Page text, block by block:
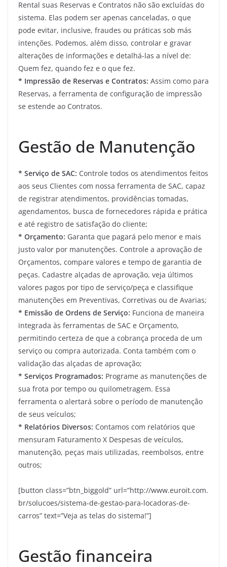
Rental suas Reservas e Contratos não são excluídas do
sistema. Elas podem ser apenas canceladas, o que
pode evitar, inclusive, fraudes ou práticas sob más
intenções. Podemos, além disso, controlar e gravar
alterações de informações e detalhá-las a nível de:
Quem fez, quando fez e o que fez.
* Impressão de Reservas e Contratos: Assim como para
Reservas, a ferramenta de configuração de impressão
se estende ao Contratos.
Gestão de Manutenção
* Serviço de SAC: Controle todos os atendimentos feitos
aos seus Clientes com nossa ferramenta de SAC, capaz
de registrar atendimentos, providências tomadas,
agendamentos, busca de fornecedores rápida e prática
e até registro de satisfação do cliente;
* Orçamento: Garanta que pagará pelo menor e mais
justo valor por manutenções. Controle a aprovação de
Orçamentos, compare valores e tempo de garantia de
peças. Cadastre alçadas de aprovação, veja últimos
valores pagos por tipo de serviço/peça e classifique
manutenções em Preventivas, Corretivas ou de Avarias;
* Emissão de Ordens de Serviço: Funciona de maneira
integrada às ferramentas de SAC e Orçamento,
permitindo certeza de que a cobrança proceda de um
serviço ou compra autorizada. Conta também com o
validação das alçadas de aprovação;
* Serviços Programados: Programe as manutenções de
sua frota por tempo ou quilometragem. Essa
ferramenta o alertará sobre o período de manutenção
de seus veículos;
* Relatórios Diversos: Contamos com relatórios que
mensuram Faturamento X Despesas de veículos,
manutenção, peças mais utilizadas, reembolsos, entre
outros;
[button class=”btn_biggold” url=”http://www.euroit.com.
br/solucoes/sistema-de-gestao-para-locadoras-de-
carros” text=”Veja as telas do sistema!”]
Gestão financeira